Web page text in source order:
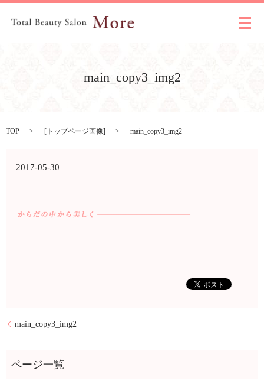
メ
main_copy3_img2
TOP [ トップページ画像] main_copy3_img2
2017-05-30
main_copy3_img2